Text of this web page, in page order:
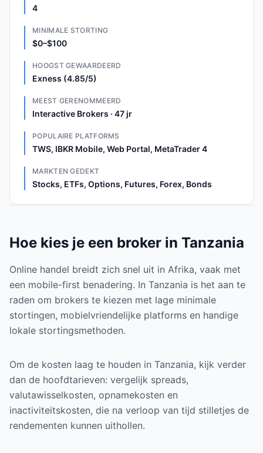
4
MINIMALE STORTING
$0–$100
HOOGST GEWAARDEERD
Exness (4.85/5)
MEEST GERENOMMEERD
Interactive Brokers · 47 jr
POPULAIRE PLATFORMS
TWS, IBKR Mobile, Web Portal, MetaTrader 4
MARKTEN GEDEKT
Stocks, ETFs, Options, Futures, Forex, Bonds
Hoe kies je een broker in Tanzania
Online handel breidt zich snel uit in Afrika, vaak met
een mobile-first benadering. In Tanzania is het aan te
raden om brokers te kiezen met lage minimale
stortingen, mobielvriendelijke platforms en handige
lokale stortingsmethoden.
Om de kosten laag te houden in Tanzania, kijk verder
dan de hoofdtarieven: vergelijk spreads,
valutawisselkosten, opnamekosten en
inactiviteitskosten, die na verloop van tijd stilletjes de
rendementen kunnen uithollen.